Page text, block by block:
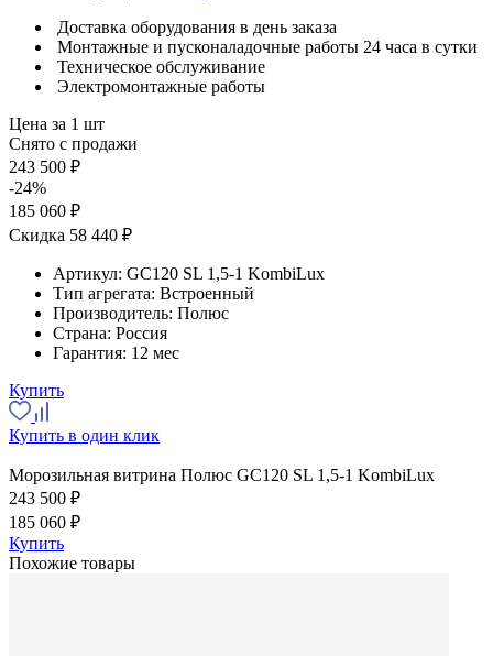
Доставка оборудования в день заказа
Монтажные и пусконаладочные работы 24 часа в сутки
Техническое обслуживание
Электромонтажные работы
Цена за 1 шт
Снято с продажи
243 500 ₽
-24%
185 060 ₽
Скидка 58 440 ₽
Артикул: GC120 SL 1,5-1 KombiLux
Тип агрегата: Встроенный
Производитель: Полюс
Страна: Россия
Гарантия: 12 мес
Купить
Купить в один клик
Морозильная витрина Полюс GC120 SL 1,5-1 KombiLux
243 500 ₽
185 060 ₽
Купить
Похожие товары